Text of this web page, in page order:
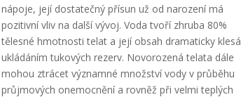
nápoje, její dostatečný přísun už od narození má
pozitivní vliv na další vývoj. Voda tvoří zhruba 80%
tělesné hmotnosti telat a její obsah dramaticky klesá
ukládáním tukových rezerv. Novorozená telata dále
mohou ztrácet významné množství vody v průběhu
průjmových onemocnění a rovněž při velmi teplých